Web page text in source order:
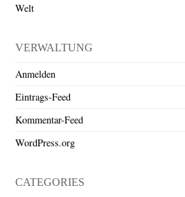
Welt
VERWALTUNG
Anmelden
Eintrags-Feed
Kommentar-Feed
WordPress.org
CATEGORIES